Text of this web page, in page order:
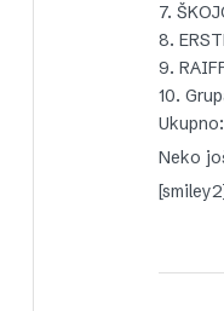
7.
8.
9.
10.
Neko